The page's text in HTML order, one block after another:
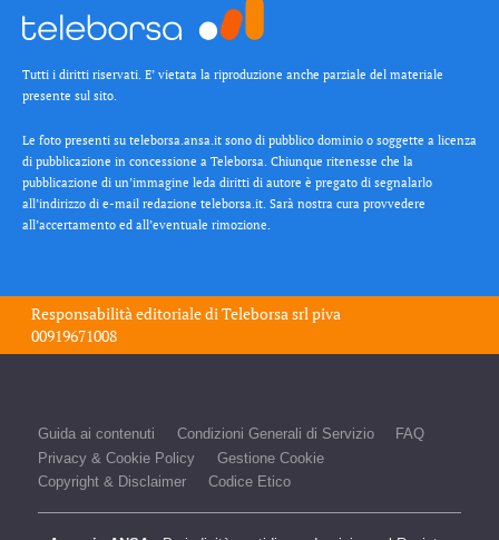
Tutti i diritti riservati. E’ vietata la riproduzione anche parziale del materiale
presente sul sito.
Le foto presenti su teleborsa.ansa.it sono di pubblico dominio o soggette a licenza
di pubblicazione in concessione a Teleborsa. Chiunque ritenesse che la
pubblicazione di un’immagine leda diritti di autore è pregato di segnalarlo
all’indirizzo di e-mail redazione teleborsa.it. Sarà nostra cura provvedere
all’accertamento ed all’eventuale rimozione.
Responsabilità editoriale diTeleborsa srlpiva
00919671008
Guida ai contenuti Condizioni Generali di Servizio
FAQ
Privacy & Cookie Policy
Gestione Cookie
Copyright & Disclaimer
Codice Etico